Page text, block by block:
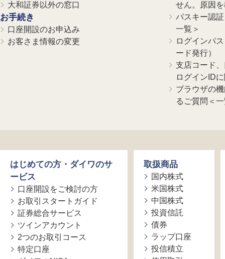
大和証券以外の窓口
お手続き
口座開設のお申込み
お客さま情報の変更
せん。原因
パスキー認
一覧＞
ログインパ
ード発行）
支店コード
ログインID
ブラウザの
るご質問＜
はじめての方・ダイワのサ
ービス
口座開設をご検討の方
お取引スタートガイド
証券総合サービス
ツインアカウント
2つのお取引コース
特定口座
取扱商品
国内株式
米国株式
中国株式
投資信託
債券
ラップ口座
投信積立